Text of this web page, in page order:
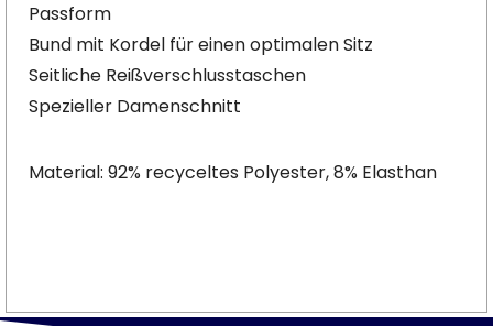
Passform
Bund mit Kordel für einen optimalen Sitz
Seitliche Reißverschlusstaschen
Spezieller Damenschnitt
Material: 92% recyceltes Polyester, 8% Elasthan